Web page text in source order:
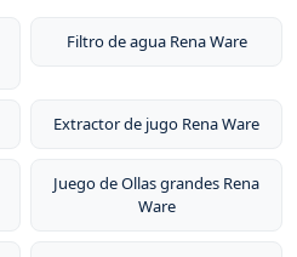
Filtro de agua Rena Ware
Extractor de jugo Rena Ware
Juego de Ollas grandes Rena
Ware